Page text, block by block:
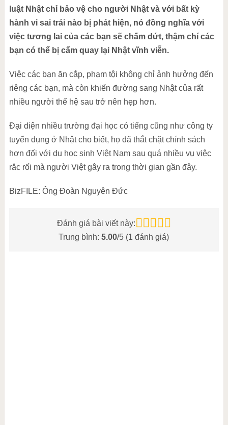
luật Nhật chỉ bảo vệ cho người Nhật và với bất kỳ
hành vi sai trái nào bị phát hiện, nó đồng nghĩa với
việc tương lai của các bạn sẽ chấm dứt, thậm chí các
bạn có thể bị cấm quay lại Nhật vĩnh viễn.
Việc các bạn ăn cắp, phạm tội không chỉ ảnh hưởng đến
riêng các bạn, mà còn khiến đường sang Nhật của rất
nhiều người thế hệ sau trở nên hẹp hơn.
Đại diện nhiều trường đại học có tiếng cũng như công ty
tuyển dụng ở Nhật cho biết, họ đã thắt chặt chính sách
hơn đối với du học sinh Việt Nam sau quá nhiều vụ việc
rắc rối mà người Việt gây ra trong thời gian gần đây.
BizFILE: Ông Đoàn Nguyên Đức
Đánh giá bài viết này:
Trung bình:5.00/5 (1 đánh giá)